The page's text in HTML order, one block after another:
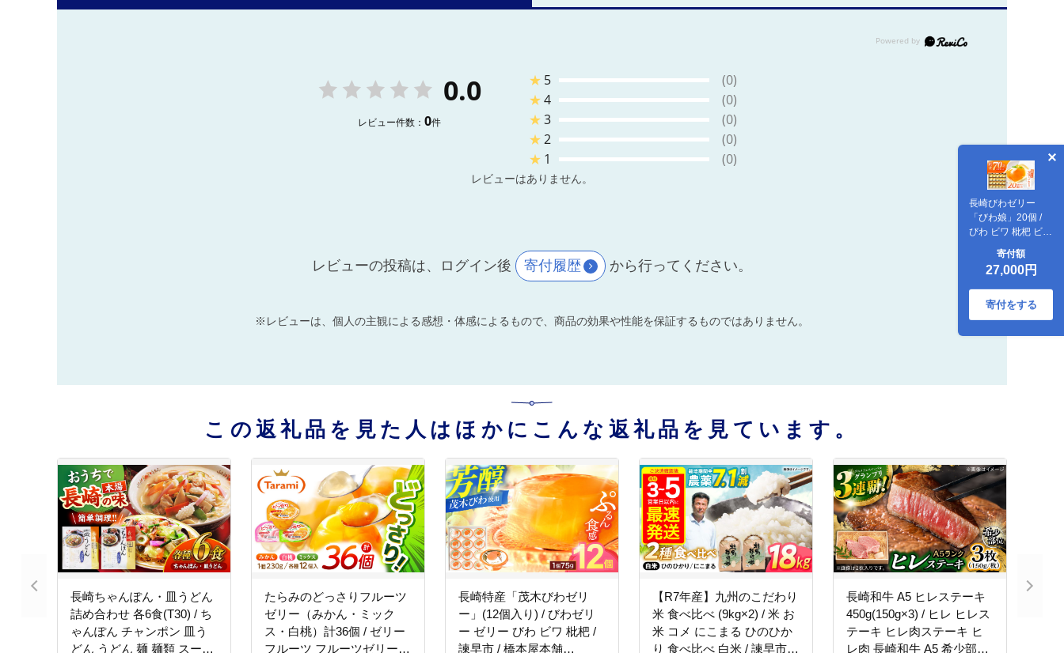
長崎びわゼリー
「びわ娘」20個 /
びわ ビワ 枇杷 ビワ
枇杷ゼリー ゼリー /
諫早市 / 株式会社異
人堂 [AHBF005]
寄付額
27,000円
寄付をする
0.0
レビュー件数： 0件
★ 5
(0)
★4
(0)
★3
(0)
★2
(0)
★ 1 (0)
レビューはありません。
レビューの投稿は、ログイン後 寄付履歴 から行ってください。
※レビューは、個人の主観による感想・体感によるもので、商品の効果や性能を保証するものではありません。
この返礼品を見た人はほかにこんな返礼品を見ています。
長崎ちゃんぽん・皿うどん
詰め合わせ 各6食(T30) / ち
ゃんぽん チャンポン 皿う
どん うどん 麺 麺類 スープ
たらみのどっさりフルーツ
ゼリー（みかん・ミック
ス・白桃）計36個 / ゼリー
フルーツ フルーツゼリー
長崎特産「茂木びわゼリ
ー」(12個入り) / びわゼリ
ー ゼリー びわ ビワ 枇杷 /
諫早市 / 橋本屋本舗
【R7年産】九州のこだわり
米 食べ比べ (9kg×2) / 米 お
米 コメ にこまる ひのひか
り 食べ比べ 白米 / 諫早市 /
長崎和牛 A5 ヒレステーキ
450g(150g×3) / ヒレ ヒレス
テーキ ヒレ肉ステーキ ヒ
レ肉 長崎和牛 A5 希少部位